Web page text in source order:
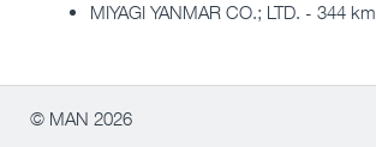
MIYAGI YANMAR CO.; LTD. - 344 km
© MAN 2026